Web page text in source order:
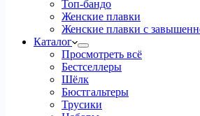
Топ-бандо
Женские плавки
Женские плавки с
Каталог
Просмотреть всё
Бестселлеры
Шёлк
Бюстгальтеры
Трусики